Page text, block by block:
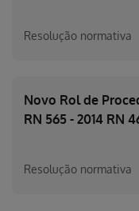
Resolução normativa
Novo Rol de
RN 565 - 2014 RN
Resolução normativa